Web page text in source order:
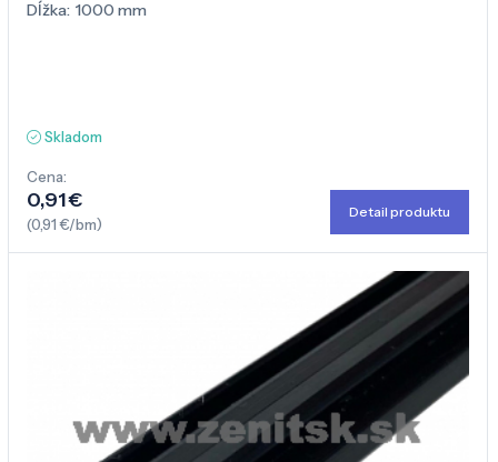
Dĺžka: 1000 mm
Skladom
Cena:
0,91 €
(0,91 €/bm)
Detail produktu